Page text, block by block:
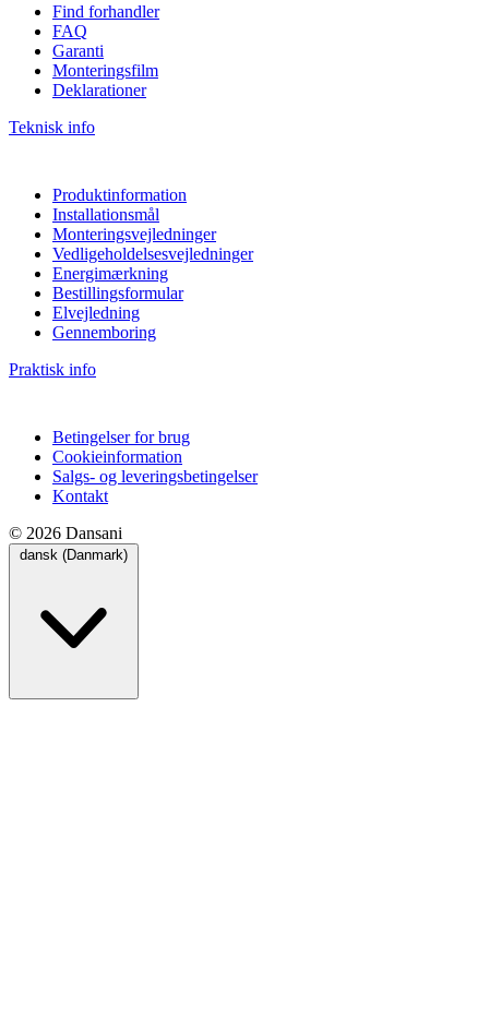
Find forhandler
FAQ
Garanti
Monteringsfilm
Deklarationer
Teknisk info
Produktinformation
Installationsmål
Monteringsvejledninger
Vedligeholdelsesvejledninger
Energimærkning
Bestillingsformular
Elvejledning
Gennemboring
Praktisk info
Betingelser for brug
Cookieinformation
Salgs- og leveringsbetingelser
Kontakt
© 2026 Dansani
dansk (Danmark)